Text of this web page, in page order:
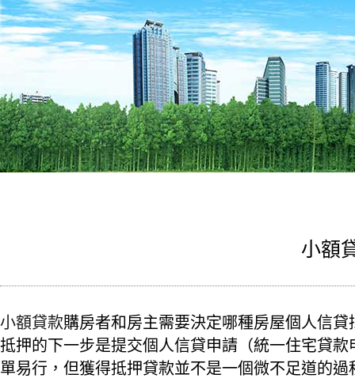
小額
小額貸款購房者和房主需要決定哪種房屋個人信
抵押的下一步是提交個人信貸申請（統一住宅貸
單易行，但獲得抵押貸款並不是一個微不足道的過